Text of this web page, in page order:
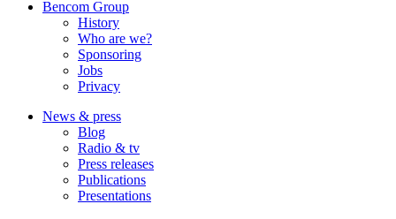
Bencom Group
History
Who are we?
Sponsoring
Jobs
Privacy
News & press
Blog
Radio & tv
Press releases
Publications
Presentations